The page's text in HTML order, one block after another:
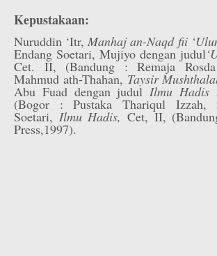
Kepustakaan:
Nuruddin ‘Itr,Manhaj an-Naqd fii
Endang Soetari, Mujiyo dengan judul
Cet. II, (Bandung : Remaja
Mahmud ath-Thahan, Taysir
Abu Fuad dengan judul Ilmu Hadis
(Bogor : Pustaka Thariqul Izzah,
Soetari, Ilmu Hadis, Cet, II,
Press,1997).